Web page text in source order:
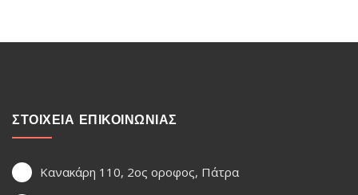
ΣΤΟΙΧΕΙΑ ΕΠΙΚΟΙΝΩΝΙΑΣ
Κανακάρη 110, 2ος οροφος, Πάτρα